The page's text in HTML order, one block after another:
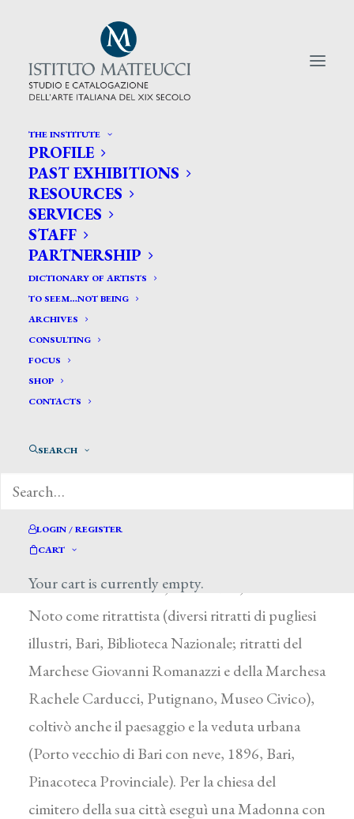
THE INSTITUTE
PROFILE
PAST EXHIBITIONS
RESOURCES
SERVICES
STAFF
PARTNERSHIP
DICTIONARY OF ARTISTS
TO SEEM…NOT BEING
ARCHIVES
CONSULTING
FOCUS
SHOP
CONTACTS
SEARCH
LOGIN / REGISTER
CART
Your cart is currently empty.
CERCA TRA GLI ARTISTI:
Search
for:
Galiani Michele*
Bari 1850 – 1917
alcune mostre della Promotrice. Rientrato a
Bari, si dedicò all’insegnamento ed ebbe tra i
suoi allievi E. Baschieri, B. Paradiso, G. Fiore.
Noto come ritrattista (diversi ritratti di pugliesi
illustri, Bari, Biblioteca Nazionale; ritratti del
Marchese Giovanni Romanazzi e della Marchesa
Rachele Carducci, Putignano, Museo Civico),
coltivò anche il paesaggio e la veduta urbana
(Porto vecchio di Bari con neve, 1896, Bari,
Pinacoteca Provinciale). Per la chiesa del
cimitero della sua città eseguì una Madonna con